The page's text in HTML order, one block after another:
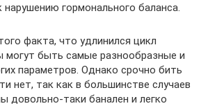
нарушению гормонального баланса.
факта, что удлинился цикл
могут быть самые разнообразные и
параметров. Однако срочно бить
нет, так как в большинстве случаев
довольно-таки банален и легко